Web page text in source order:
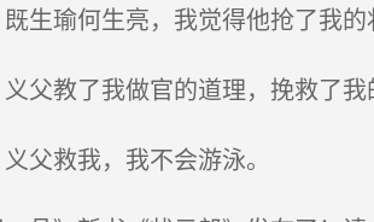
生瑜何生亮，我觉得他抢了我
父教了我做官的道理，挽救了我
父救我，我不会游泳。